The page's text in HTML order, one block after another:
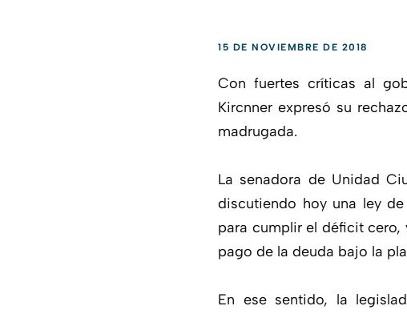
15 DE NOVIEMBRE DE 2018
Con fuertes críticas al
Kircnner expresó su
madrugada.
La senadora de Unidad
discutiendo hoy una ley
para cumplir el déficit
pago de la deuda bajo la
En ese sentido, la